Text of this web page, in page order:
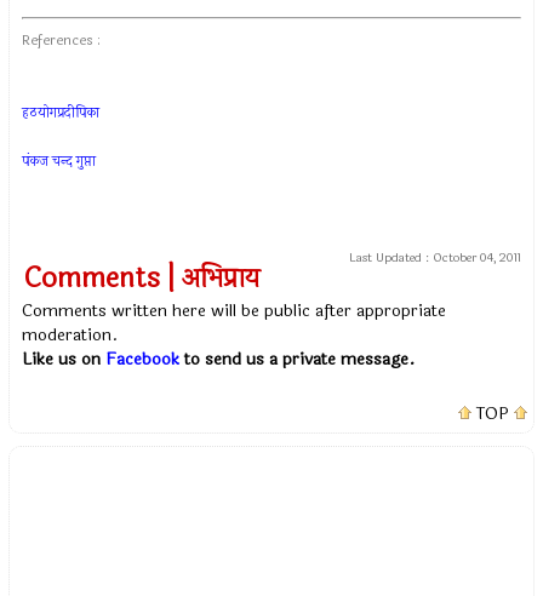
References :
हठयोगप्रदीपिका
पंकज चन्द गुप्ता
Last Updated : October 04, 2011
Comments | अभिप्राय
Comments written here will be public after appropriate
moderation.
Like us on Facebookto send us a private message.
TOP